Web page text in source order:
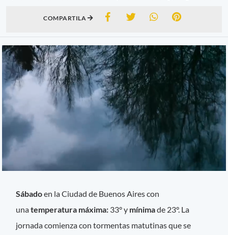
COMPARTILA
Sábadoen la Ciudad de Buenos Aires con
unatemperatura máxima: 33° y mínimade 23°. La
jornada comienza con tormentas matutinas que se